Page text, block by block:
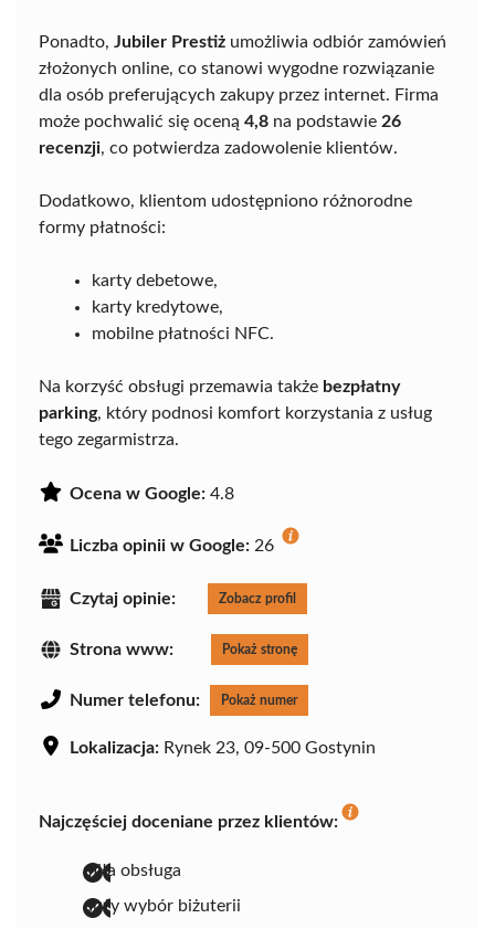
Ponadto, Jubiler Prestiż umożliwia odbiór zamówień
złożonych online, co stanowi wygodne rozwiązanie
dla osób preferujących zakupy przez internet. Firma
może pochwalić się oceną 4,8 na podstawie 26
recenzji, co potwierdza zadowolenie klientów.
Dodatkowo, klientom udostępniono różnorodne
formy płatności:
karty debetowe,
karty kredytowe,
mobilne płatności NFC.
Na korzyść obsługi przemawia także bezpłatny
parking, który podnosi komfort korzystania z usług
tego zegarmistrza.
Ocena w Google: 4.8
Liczba opinii w Google: 26
Czytaj opinie: Zobacz profil
Strona www: Pokaż stronę
Numer telefonu: Pokaż numer
Lokalizacja: Rynek 23, 09-500 Gostynin
Najczęściej doceniane przez klientów:
miła obsługa
duży wybór biżuterii